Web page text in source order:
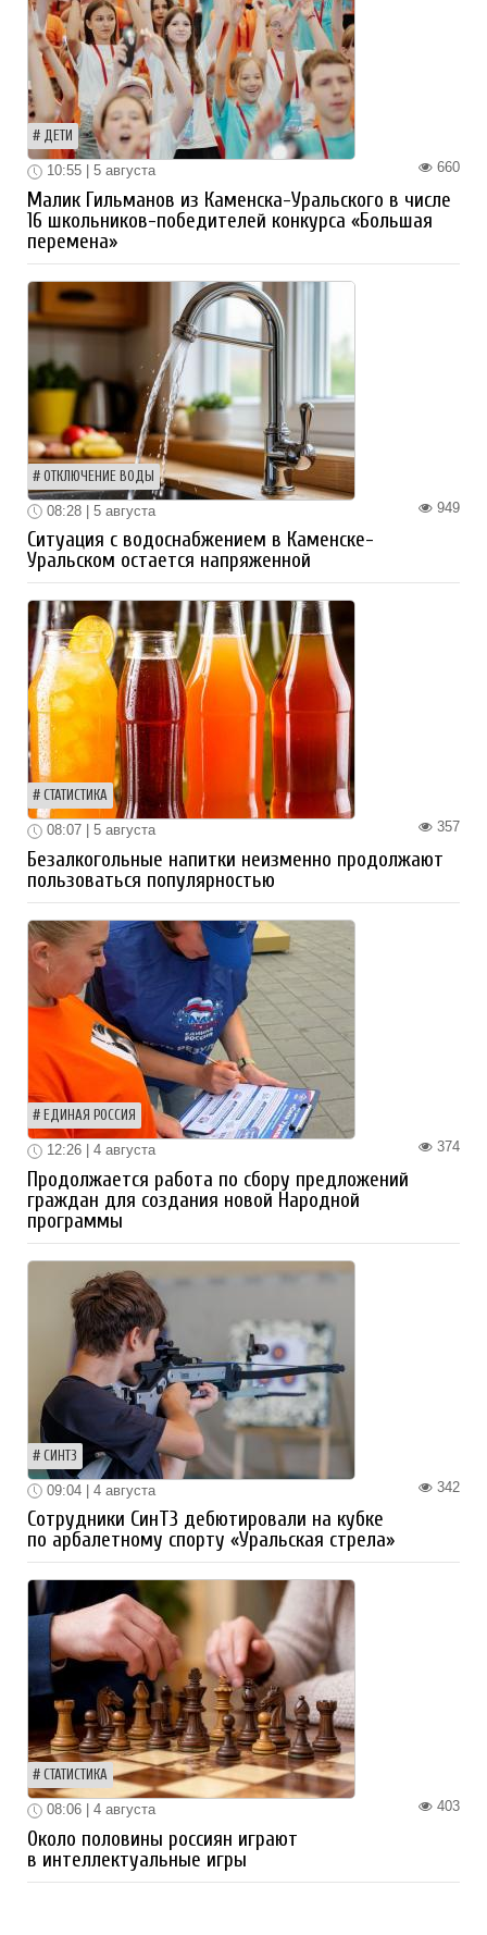
ДЕТИ
660
10:55 | 5 августа
Малик Гильманов из Каменска-Уральского в числе
16 школьников-победителей конкурса «Большая
перемена»
ОТКЛЮЧЕНИЕ ВОДЫ
949
08:28 | 5 августа
Ситуация с водоснабжением в Каменске-
Уральском остается напряженной
СТАТИСТИКА
357
08:07 | 5 августа
Безалкогольные напитки неизменно продолжают
пользоваться популярностью
ЕДИНАЯ РОССИЯ
374
12:26 | 4 августа
Продолжается работа по сбору предложений
граждан для создания новой Народной
программы
СИНТЗ
342
09:04 | 4 августа
Сотрудники СинТЗ дебютировали на кубке
по арбалетному спорту «Уральская стрела»
СТАТИСТИКА
403
08:06 | 4 августа
Около половины россиян играют
в интеллектуальные игры